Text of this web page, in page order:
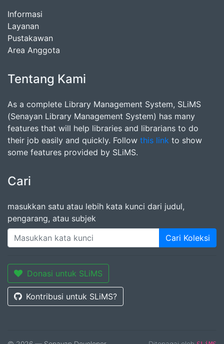
Informasi
Layanan
Pustakawan
Area Anggota
Tentang Kami
As a complete Library Management System, SLiMS
(Senayan Library Management System) has many
features that will help libraries and librarians to do
their job easily and quickly. Follow this link to show
some features provided by SLiMS.
Cari
masukkan satu atau lebih kata kunci dari judul,
pengarang, atau subjek
Cari Koleksi
Donasi untuk SLiMS
Kontribusi untuk SLiMS?